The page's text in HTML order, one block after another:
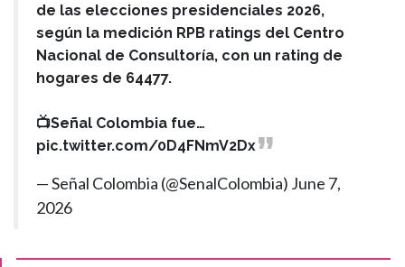
de las elecciones presidenciales 2026,
según la medición RPB ratings del Centro
Nacional de Consultoría, con un rating de
hogares de 64477.
📺Señal Colombia fue…
pic.twitter.com/0D4FNmV2Dx
— Señal Colombia (@SenalColombia) June 7,
2026